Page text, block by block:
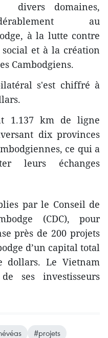
divers domaines,
au
à la lutte contre
et à la création
Cambodgiens.
s'est chiffré à
1.137 km de ligne
dix provinces
ce qui a
leurs échanges
par le Conseil de
(CDC), pour
près de 200 projets
d’un capital total
dollars. Le Vietnam
ses investisseurs
#projets